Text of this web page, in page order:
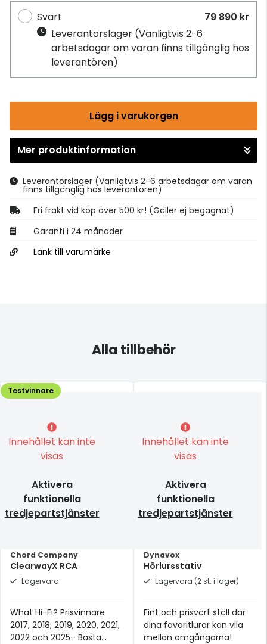
Svart
79 890 kr
Leverantörslager (Vanligtvis 2-6
arbetsdagar om varan finns tillgänglig hos
leverantören)
Lägg i varukorgen
Gå till kassan
Mer produktinformation
Leverantörslager (Vanligtvis 2-6 arbetsdagar om varan
finns tillgänglig hos leverantören)
Fri frakt vid köp över 500 kr! (Gäller ej begagnat)
Garanti i 24 månader
Länk till varumärke
Alla tillbehör
Innehållet kan inte
visas
Aktivera
funktionella
tredjepartstjänster
Chord Company
ClearwayX RCA
Lagervara
What Hi-Fi? Prisvinnare
2017, 2018, 2019, 2020, 2021,
2022 och 2025– Bästa
Testvinnare
Innehållet kan inte
visas
Aktivera
funktionella
tredjepartstjänster
Dynavox
Hörlursstativ
Lagervara (2 st. i lager)
Fint och prisvärt ställ där
dina favoritlurar kan vila
mellan omgångarna!